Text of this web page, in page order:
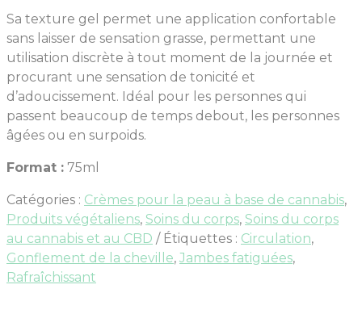
Sa texture gel permet une application confortable
sans laisser de sensation grasse, permettant une
utilisation discrète à tout moment de la journée et
procurant une sensation de tonicité et
d’adoucissement. Idéal pour les personnes qui
passent beaucoup de temps debout, les personnes
âgées ou en surpoids.
Format : 75ml
Catégories : Crèmes pour la peau à base de cannabis,
Produits végétaliens, Soins du corps, Soins du corps
au cannabis et au CBD
Étiquettes : Circulation,
Gonflement de la cheville, Jambes fatiguées,
Rafraîchissant